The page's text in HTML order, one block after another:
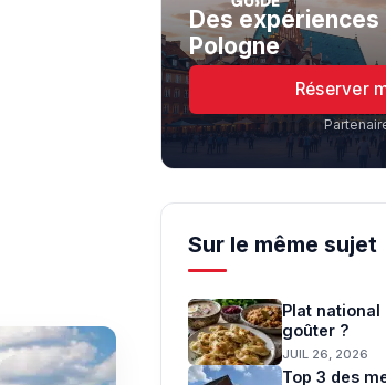
Des expériences
Pologne
Réserver
Sur le même sujet
Plat
goûter ?
JUIL 26, 2026
Top 3 des